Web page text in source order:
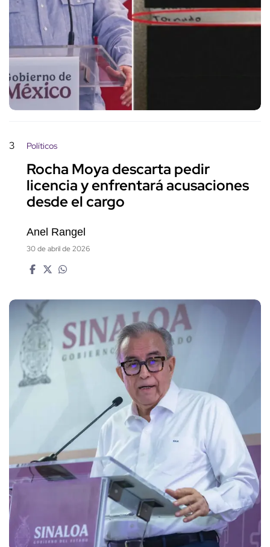
3 Políticos
Rocha Moya descarta pedir
licencia y enfrentará acusaciones
desde el cargo
Anel Rangel
30 de abril de 2026